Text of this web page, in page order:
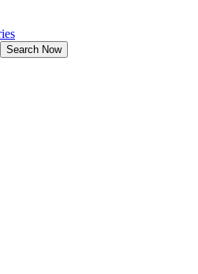
Search Now